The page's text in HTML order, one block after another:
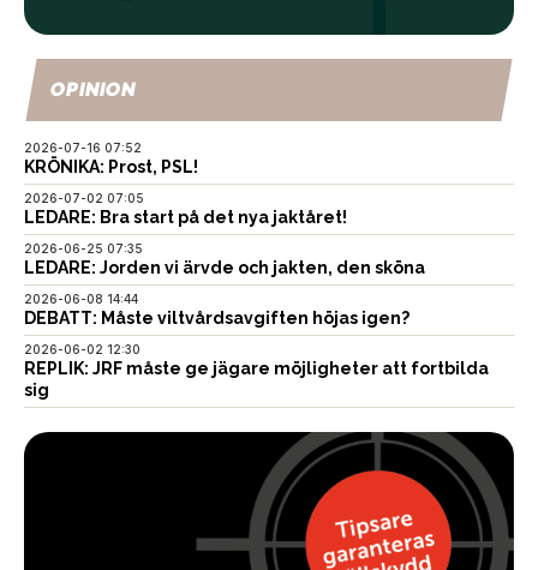
OPINION
2026-07-16 07:52
KRÖNIKA: Prost, PSL!
2026-07-02 07:05
LEDARE: Bra start på det nya jaktåret!
2026-06-25 07:35
LEDARE: Jorden vi ärvde och jakten, den sköna
2026-06-08 14:44
DEBATT: Måste viltvårdsavgiften höjas igen?
2026-06-02 12:30
REPLIK: JRF måste ge jägare möjligheter att fortbilda
sig